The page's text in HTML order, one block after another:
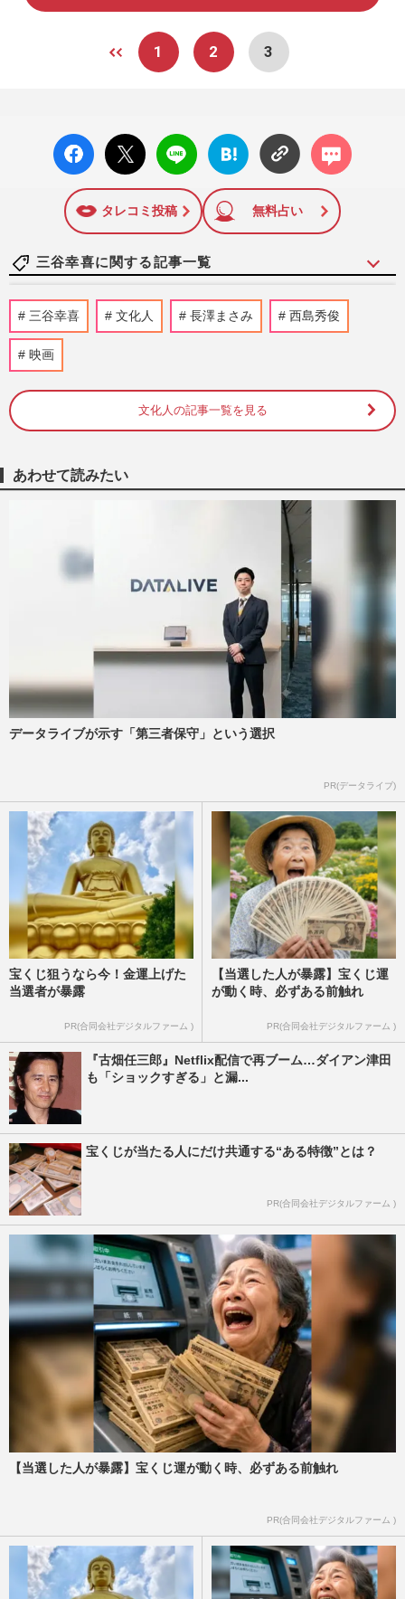
1 2 3
facebo
ok い
X ポス
ト
LINE
はてな
ブック
に追加
コメン
ト
タレコミ投稿 無料占い
三谷幸喜に関する記事一覧
NHK朝ドラ『ほんのモキチ』に宮藤官九
郎！実現した《朝ドラを書いてほしい脚本
《秋ドラマ「がっかり」ランキング》2位
は9年ぶり主演の手越祐也ドラマ、「視聴
週刊女性2025年11月25日号
三谷幸喜脚本ドラマ『もしがく』、ウラの
『水ダウ』休みでも個人視聴率とTverお気
に入り登録者数が減少の厳…
週刊女性PRIME
三谷幸喜ドラマ『もしがく』が裏番組に全
敗、秋ドラマ“大物脚本家のオワコン化“と
新人抜擢作品が好調な背…
2025/10/26
三谷幸喜ドラマ『もしがく』上がらない視
三谷幸喜 文化人 長澤まさみ 西島秀俊
映画
文化人の記事一覧を見る
あわせて読みたい
データライブが示す「第三者保守」という選択
PR(データライブ)
宝くじ狙うなら今！金運上げた
当選者が暴露
PR(合同会社デジタルファーム )
【当選した人が暴露】宝くじ運
が動く時、必ずある前触れ
PR(合同会社デジタルファーム )
『古畑任三郎』Netflix配信で再ブーム…ダイアン津田
も「ショックすぎる」と漏...
宝くじが当たる人にだけ共通する“ある特徴”とは？
PR(合同会社デジタルファーム )
【当選した人が暴露】宝くじ運が動く時、必ずある前触れ
PR(合同会社デジタルファーム )